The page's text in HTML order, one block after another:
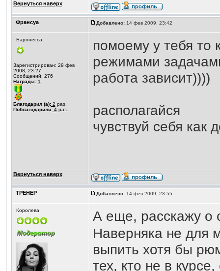
Вернуться наверх
Франсуа Добавлено:14 фев 2009, 23:42
Баронесса
Зарегистрирован: 29 фев
2008, 23:27
Сообщений: 276
Награды: 1
Благодарил (а):2 раз.
Поблагодарили:4раз.
помоему у тебя то
режимами
работа зависит))))
располагайся
чувствуй себя как
Вернуться наверх
ТРЕНЕР Добавлено:14 фев 2009, 23:55
Королева
А еще, расскажу о
Наверняка не для
выпить хотя бы
тех, кто не в